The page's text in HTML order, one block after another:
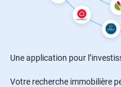
Une application pour
Votre recherche immobilière